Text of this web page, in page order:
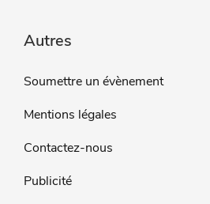
Autres
Soumettre un évènement
Mentions légales
Contactez-nous
Publicité